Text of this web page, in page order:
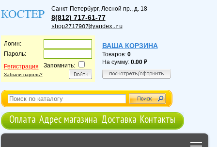
Санкт-Петербург, Лесной пр., д. 18
8(812) 717-61-77
shop2717907@yandex.ru
Логин:
Пароль:
Регистрация
Забыли пароль?
Запомнить:
ВАША КОРЗИНА
Товаров: 0
На сумму: 0.00
Оплата Адрес магазина Доставка Контакты